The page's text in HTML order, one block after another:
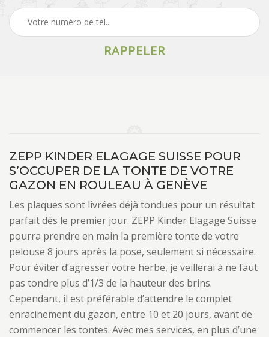
ZEPP KINDER ELAGAGE SUISSE POUR
S’OCCUPER DE LA TONTE DE VOTRE
GAZON EN ROULEAU À GENÈVE
Les plaques sont livrées déjà tondues pour un résultat
parfait dès le premier jour. ZEPP Kinder Elagage Suisse
pourra prendre en main la première tonte de votre
pelouse 8 jours après la pose, seulement si nécessaire.
Pour éviter d’agresser votre herbe, je veillerai à ne faut
pas tondre plus d’1/3 de la hauteur des brins.
Cependant, il est préférable d’attendre le complet
enracinement du gazon, entre 10 et 20 jours, avant de
commencer les tontes. Avec mes services, en plus d’une